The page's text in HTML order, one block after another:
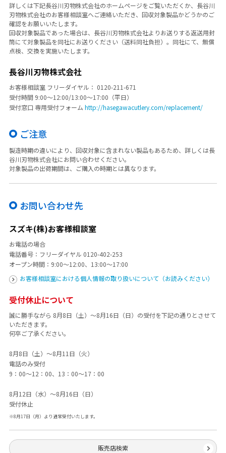
詳しくは下記長谷川刃物株式会社のホームページをご覧いただくか、長谷川
刃物株式会社のお客様相談室へご連絡いただき、回収対象製品かどうかのご
確認をお願いいたします。
回収対象製品であった場合は、長谷川刃物株式会社よりお送りする返送用封
筒にて対象製品を同社にお送りください（送料同社負担）。同社にて、無償
点検、交換を実施いたします。
長谷川刃物株式会社
お客様相談室 フリーダイヤル： 0120-211-671
受付時間 9:00～12:00/13:00～17:00（平日）
受付窓口 専用受付フォーム http://hasegawacutlery.com/replacement/
ご注意
製造時期の違いにより、回収対象に含まれない製品もあるため、詳しくは長
谷川刃物株式会社にお問い合わせください。
対象製品の出荷期間は、ご購入の時期とは異なります。
お問い合わせ先
スズキ(株)お客様相談室
お電話の場合
電話番号：フリーダイヤル 0120-402-253
オープン時間：9:00～12:00、13:00～17:00
お客様相談室における個人情報の取り扱いについて（お読みください）
受付休止について
誠に勝手ながら 8月8日（土）～8月16日（日）の受付を下記の通りとさせて
いただきます。
何卒ご了承ください。
8月8日（土）～8月11日（火）
電話のみ受付
9：00～12：00、13：00～17：00
8月12日（水）～8月16日（日）
受付休止
※8月17日（月）より通常受付いたします。
販売店検索